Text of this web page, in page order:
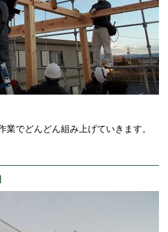
業でどんどん組み上げていきます。